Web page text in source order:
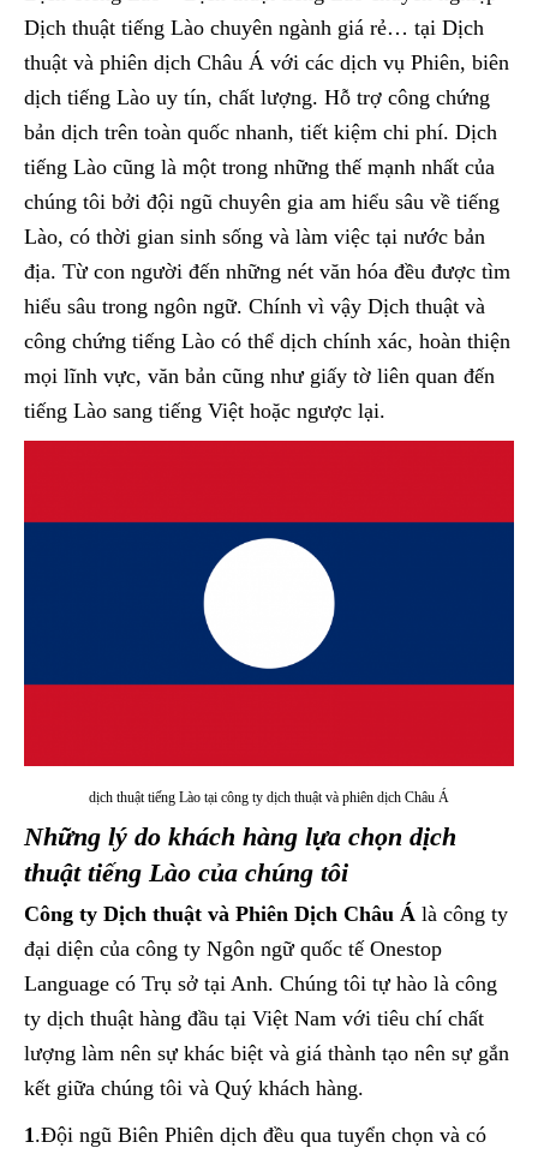
Dịch thuật tiếng Lào chuyên ngành giá rẻ… tại Dịch
thuật và phiên dịch Châu Á với các dịch vụ Phiên, biên
dịch tiếng Lào uy tín, chất lượng. Hỗ trợ công chứng
bản dịch trên toàn quốc nhanh, tiết kiệm chi phí. Dịch
tiếng Lào cũng là một trong những thế mạnh nhất của
chúng tôi bởi đội ngũ chuyên gia am hiểu sâu về tiếng
Lào, có thời gian sinh sống và làm việc tại nước bản
địa. Từ con người đến những nét văn hóa đều được tìm
hiểu sâu trong ngôn ngữ. Chính vì vậy Dịch thuật và
công chứng tiếng Lào có thể dịch chính xác, hoàn thiện
mọi lĩnh vực, văn bản cũng như giấy tờ liên quan đến
tiếng Lào sang tiếng Việt hoặc ngược lại.
dịch thuật tiếng Lào tại công ty dịch thuật và phiên dịch Châu Á
Những lý do khách hàng lựa chọn dịch
thuật tiếng Lào của chúng tôi
Công ty Dịch thuật và Phiên Dịch Châu Á là công ty
đại diện của công ty Ngôn ngữ quốc tế Onestop
Language có Trụ sở tại Anh. Chúng tôi tự hào là công
ty dịch thuật hàng đầu tại Việt Nam với tiêu chí chất
lượng làm nên sự khác biệt và giá thành tạo nên sự gắn
kết giữa chúng tôi và Quý khách hàng.
1.Đội ngũ Biên Phiên dịch đều qua tuyển chọn và có